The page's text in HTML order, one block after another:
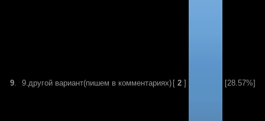
9. 9.другой вариант(пишем в комментариях) [ 2] [28.57%]